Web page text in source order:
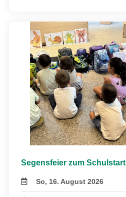
Segensfeier zum Schulstart
So, 16. August 2026